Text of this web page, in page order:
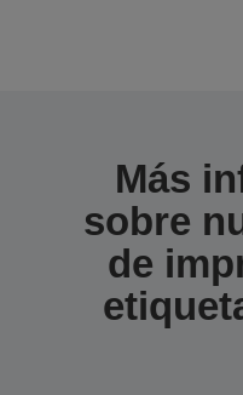
Más
sobre
de